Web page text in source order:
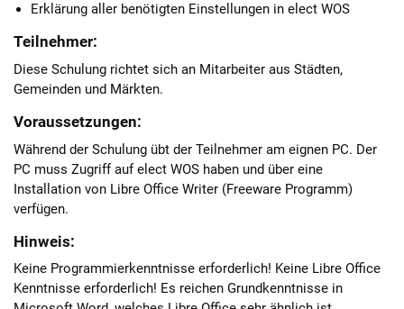
Erklärung aller benötigten Einstellungen in elect WOS
Teilnehmer:
Diese Schulung richtet sich an Mitarbeiter aus Städten,
Gemeinden und Märkten.
Voraussetzungen:
Während der Schulung übt der Teilnehmer am eignen PC. Der
PC muss Zugriff auf elect WOS haben und über eine
Installation von Libre Office Writer (Freeware Programm)
verfügen.
Hinweis:
Keine Programmierkenntnisse erforderlich! Keine Libre Office
Kenntnisse erforderlich! Es reichen Grundkenntnisse in